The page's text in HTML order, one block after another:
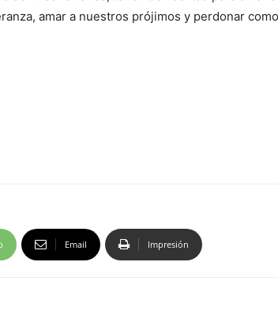
amar a nuestros prójimos y perdonar
Email Impresión